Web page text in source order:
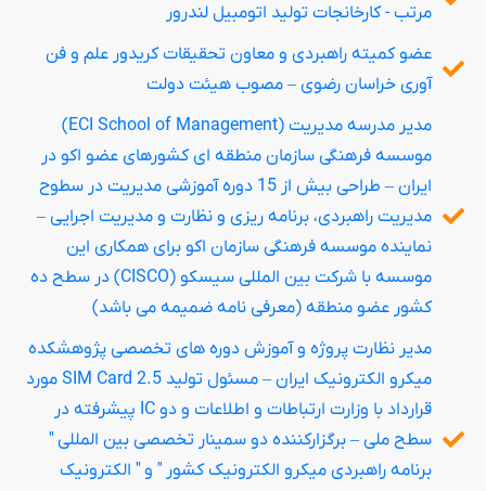
مرتب - کارخانجات تولید اتومبیل لندرور
عضو کمیته راهبردی و معاون تحقیقات کریدور علم و فن
آوری خراسان رضوی – مصوب هیئت دولت
مدیر مدرسه مدیریت (ECI School of Management)
موسسه فرهنگی سازمان منطقه ای کشورهای عضو اکو در
ایران – طراحی بیش از 15 دوره آموزشی مدیریت در سطوح
مدیریت راهبردی، برنامه ریزی و نظارت و مدیریت اجرایی –
نماینده موسسه فرهنگی سازمان اکو برای همکاری این
موسسه با شرکت بین المللی سیسکو (CISCO) در سطح ده
کشور عضو منطقه (معرفی نامه ضمیمه می باشد)
مدیر نظارت پروژه و آموزش دوره های تخصصی پژوهشکده
میکرو الکترونیک ایران – مسئول تولید SIM Card 2.5 مورد
قرارداد با وزارت ارتباطات و اطلاعات و دو IC پیشرفته در
سطح ملی – برگزارکننده دو سمینار تخصصی بین المللی "
برنامه راهبردی میکرو الکترونیک کشور " و " الکترونیک